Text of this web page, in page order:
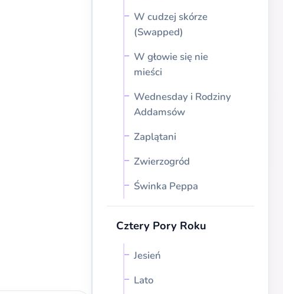
W cudzej skórze
(Swapped)
W głowie się nie
mieści
Wednesday i Rodziny
Addamsów
Zaplątani
Zwierzogród
Świnka Peppa
Cztery Pory Roku
Jesień
Lato